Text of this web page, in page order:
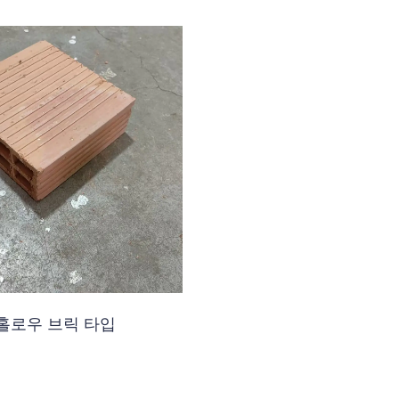
로우 브릭 타입